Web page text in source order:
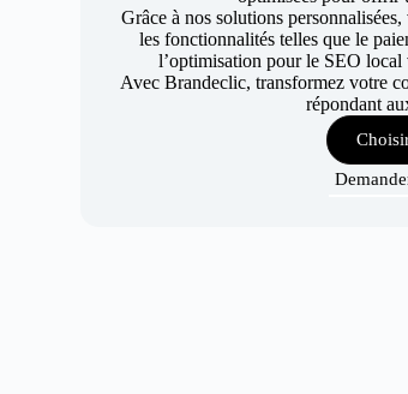
Grâce à nos solutions
les fonctionnalités telles que le
l’optimisation pour le SEO local
Avec Brandeclic, transformez votre
répondant